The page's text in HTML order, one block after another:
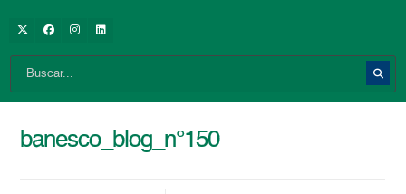
banesco_blog_n°150